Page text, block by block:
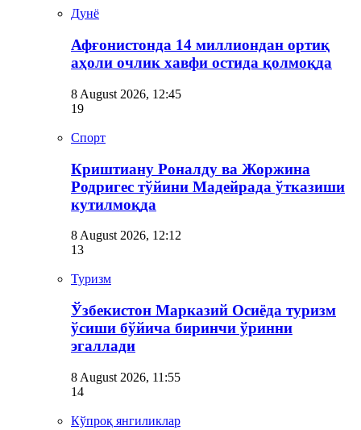
Дунё
Афғонистонда 14 миллиондан ортиқ
аҳоли очлик хавфи остида қолмоқда
8 August 2026, 12:45
19
Спорт
Криштиану Роналду ва Жоржина
Родригес тўйини Мадейрада ўтказиши
кутилмоқда
8 August 2026, 12:12
13
Туризм
Ўзбекистон Марказий Осиёда туризм
ўсиши бўйича биринчи ўринни
эгаллади
8 August 2026, 11:55
14
Кўпроқ янгиликлар